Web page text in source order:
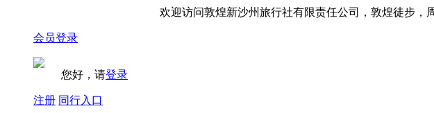
欢迎访问敦煌新沙州旅行社有限责任公司，敦煌徒步，周
会员登录
您好，请登录
注册 同行入口